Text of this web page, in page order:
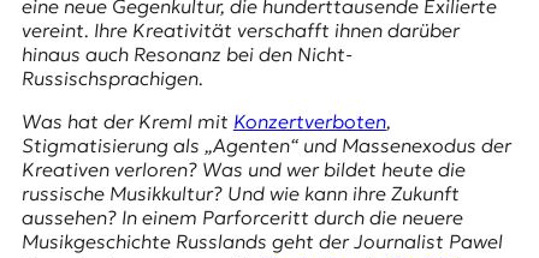
K
O
D
E
R
eine neue Gegenkultur, die hunderttausende Exilierte
vereint. Ihre Kreativität verschafft ihnen darüber
hinaus auch Resonanz bei den Nicht-
Russischsprachigen.
Was hat der Kreml mit Konzertverboten,
Stigmatisierung als „Agenten“ und Massenexodus der
Kreativen verloren? Was und wer bildet heute die
russische Musikkultur? Und wie kann ihre Zukunft
aussehen? In einem Parforceritt durch die neuere
Musikgeschichte Russlands geht der Journalist Pawel